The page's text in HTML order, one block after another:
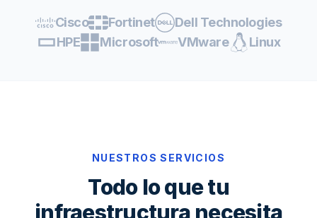
Cisco Fortinet
Dell Technologies
HPE
Microsoft VMware Linux
NUESTROS SERVICIOS
Todo lo que tu
infraestructura necesita